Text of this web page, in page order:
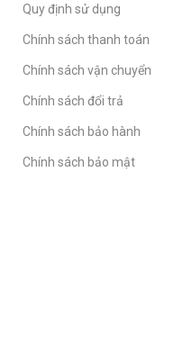
Quy định sử dụng
Chính sách thanh toán
Chính sách vận chuyển
Chính sách đổi trả
Chính sách bảo hành
Chính sách bảo mật